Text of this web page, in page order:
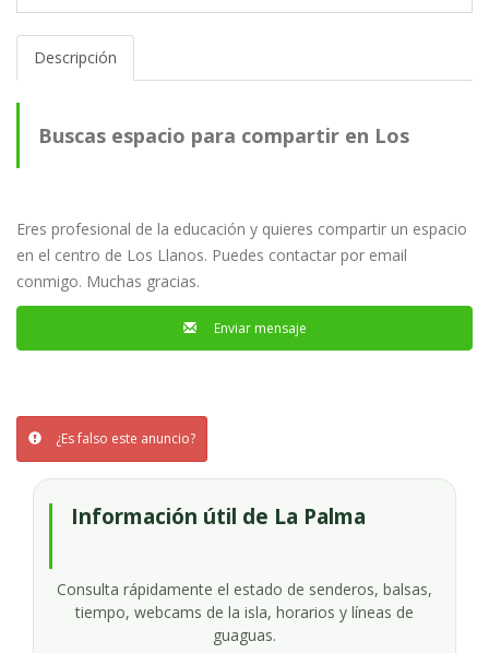
Descripción
Buscas espacio para compartir en Los
Eres profesional de la educación y quieres compartir un espacio
en el centro de Los Llanos. Puedes contactar por email
conmigo. Muchas gracias.
Enviar mensaje
¿Es falso este anuncio?
Información útil de La Palma
Consulta rápidamente el estado de senderos, balsas,
tiempo, webcams de la isla, horarios y líneas de
guaguas.